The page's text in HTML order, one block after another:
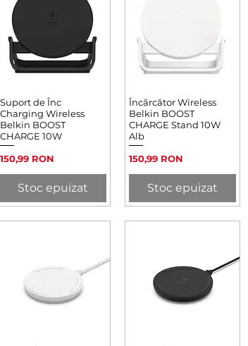
Afișare rapidă
Suport de Înc
Charging Wireless
Belkin BOOST
CHARGE 10W
Preț
150,99 RON
Stoc epuizat
Afișare rapidă
Încărcător Wireless
Belkin BOOST
CHARGE Stand 10W
Alb
Preț
150,99 RON
Stoc epuizat